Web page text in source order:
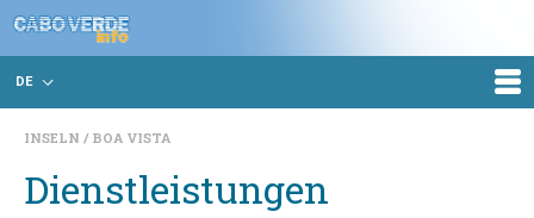
DE
INSELN BOA VISTA
Dienstleistungen